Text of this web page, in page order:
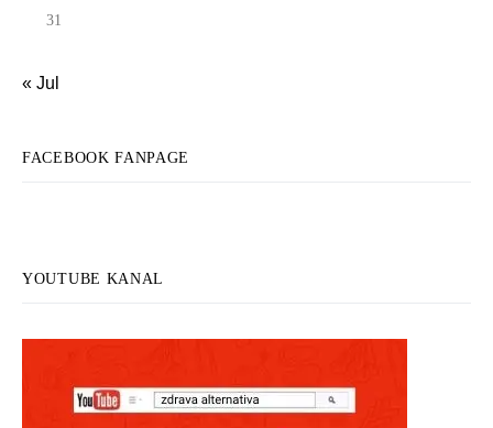
31
« Jul
FACEBOOK FANPAGE
YOUTUBE KANAL